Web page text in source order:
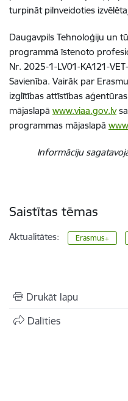
turpināt pilnveidoties
Daugavpils Tehnoloģiju un
programmā īstenoto
Nr. 2025-1-LV01-KA121-
Savienība. Vairāk par
izglītības attīstības aģentūras
mājaslapā www.viaa.gov.lv
programmas mājaslapā
Informāciju
Saistītas tēmas
Aktualitātes: Erasmus+
Drukāt lapu
Dalīties